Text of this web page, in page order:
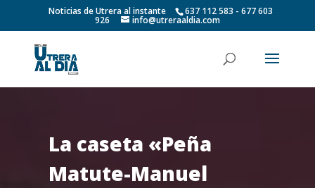
Noticias de Utrera al instante 637 112 583 - 677 603
926 info@utreraaldia.com
La caseta «Peña
Matute-Manuel